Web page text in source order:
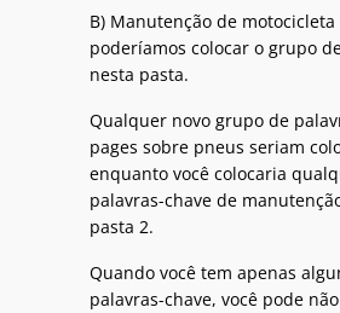
B) Manutenção de motocicleta
poderíamos colocar o grupo
nesta pasta.
Qualquer novo grupo de
pages sobre pneus seriam
enquanto você colocaria
palavras-chave de
pasta 2.
Quando você tem apenas
palavras-chave, você pode